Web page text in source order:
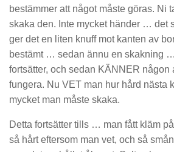
bestämmer att något måste göras. Ni
skaka den. Inte mycket händer … det
ger det en liten knuff mot kanten av
bestämt … sedan ännu en skakning
fortsätter, och sedan KÄNNER någon
fungera. Nu VET man hur hård nästa
mycket man måste skaka.
Detta fortsätter tills … man fått kläm
så hårt eftersom man vet, och så